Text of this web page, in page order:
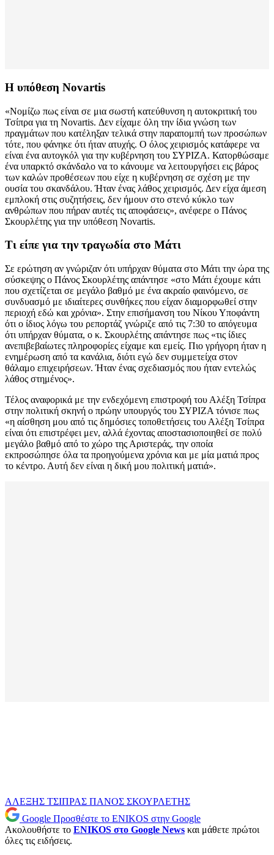
Η υπόθεση Novartis
«Νομίζω πως είναι σε μια σωστή κατεύθυνση η αυτοκριτική του
Τσίπρα για τη Novartis. Δεν είχαμε όλη την ίδια γνώση των
πραγμάτων που κατέληξαν τελικά στην παραπομπή των προσώπων
τότε, που φάνηκε ότι ήταν ατυχής. Ο όλος χειρισμός κατάφερε να
είναι ένα αυτογκόλ για την κυβέρνηση του ΣΥΡΙΖΑ. Κατορθώσαμε
ένα υπαρκτό σκάνδαλο να το κάνουμε να λειτουργήσει εις βάρος
των καλών προθέσεων που είχε η κυβέρνηση σε σχέση με την
ουσία του σκανδάλου. Ήταν ένας λάθος χειρισμός. Δεν είχα άμεση
εμπλοκή στις συζητήσεις, δεν ήμουν στο στενό κύκλο των
ανθρώπων που πήραν αυτές τις αποφάσεις», ανέφερε ο Πάνος
Σκουρλέτης για την υπόθεση Novartis.
Τι είπε για την τραγωδία στο Μάτι
Σε ερώτηση αν γνώριζαν ότι υπήρχαν θύματα στο Μάτι την ώρα της
σύσκεψης ο Πάνος Σκουρλέτης απάντησε «στο Μάτι έχουμε κάτι
που σχετίζεται σε μεγάλο βαθμό με ένα ακραίο φαινόμενο, σε
συνδυασμό με ιδιαίτερες συνθήκες που είχαν διαμορφωθεί στην
περιοχή εδώ και χρόνια». Στην επισήμανση του Νίκου Υποφάντη
ότι ο ίδιος λόγω του ρεπορτάζ γνώριζε από τις 7:30 το απόγευμα
ότι υπήρχαν θύματα, ο κ. Σκουρλέτης απάντησε πως «τις ίδιες
ανεπιβεβαίωτες πληροφορίες είχαμε και εμείς. Πιο γρήγορη ήταν η
ενημέρωση από τα κανάλια, διότι εγώ δεν συμμετείχα στον
θάλαμο επιχειρήσεων. Ήταν ένας σχεδιασμός που ήταν εντελώς
λάθος στημένος».
Τέλος αναφορικά με την ενδεχόμενη επιστροφή του Αλέξη Τσίπρα
στην πολιτική σκηνή ο πρώην υπουργός του ΣΥΡΙΖΑ τόνισε πως
«η αίσθηση μου από τις δημόσιες τοποθετήσεις του Αλέξη Τσίπρα
είναι ότι επιστρέφει μεν, αλλά έχοντας αποστασιοποιηθεί σε πολύ
μεγάλο βαθμό από το χώρο της Αριστεράς, την οποία
εκπροσώπησε όλα τα προηγούμενα χρόνια και με μία ματιά προς
το κέντρο. Αυτή δεν είναι η δική μου πολιτική ματιά».
ΑΛΕΞΗΣ ΤΣΙΠΡΑΣ ΠΑΝΟΣ ΣΚΟΥΡΛΕΤΗΣ
Google Προσθέστε το ENIKOS στην Google
Ακολουθήστε το ENIKOS στο Google News και μάθετε πρώτοι
όλες τις ειδήσεις.